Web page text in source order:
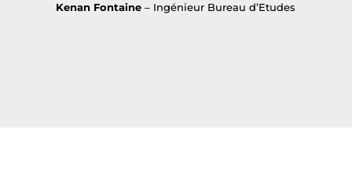
Kenan Fontaine – Ingénieur Bureau d’Etudes